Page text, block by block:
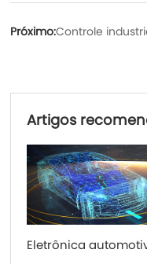
Próximo:Controle
Artigos
Eletrônica